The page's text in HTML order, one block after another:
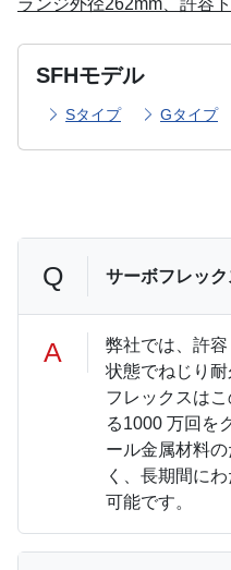
ランジ外径262mm、許容
SFHモデル
Sタイプ Gタイプ
Q サーボフレッ
A
弊社では、許
状態でねじり
フレックスは
る1000 万回を
ール金属材料
く、長期間に
可能です。